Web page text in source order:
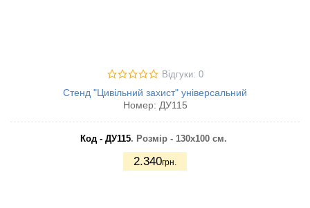
Відгуки: 0
Стенд "Цивільний захист" універсальний
Номер: ДУ115
Код - ДУ115. Розмір - 130х100 см.
2.340грн.